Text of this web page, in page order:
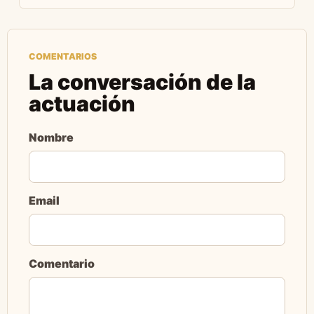
COMENTARIOS
La conversación de la
actuación
Nombre
Email
Comentario